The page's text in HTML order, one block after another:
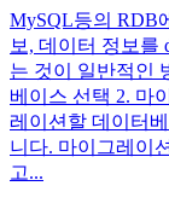
MySQL등의 RDB
보, 데이터 정보를
는 것이 일반적인
베이스 선택 2. 마
레이션할 데이터
니다. 마이그레이
고...